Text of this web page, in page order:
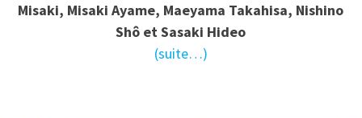
Misaki, Misaki Ayame, Maeyama Takahisa, Nishino
Shô et Sasaki Hideo
(suite…)